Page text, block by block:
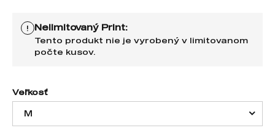
! Nelimitovaný Print:
Tento produkt nie je vyrobený v limitovanom
počte kusov.
Veľkosť
M